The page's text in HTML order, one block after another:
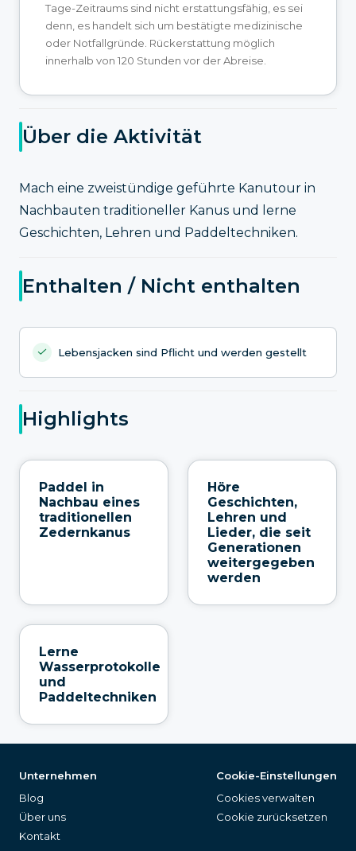
Tage-Zeitraums sind nicht erstattungsfähig, es sei
denn, es handelt sich um bestätigte medizinische
oder Notfallgründe. Rückerstattung möglich
innerhalb von 120 Stunden vor der Abreise.
Über die Aktivität
Mach eine zweistündige geführte Kanutour in
Nachbauten traditioneller Kanus und lerne
Geschichten, Lehren und Paddeltechniken.
Enthalten / Nicht enthalten
Lebensjacken sind Pflicht und werden gestellt
Highlights
Paddel in
Nachbau eines
traditionellen
Zedernkanus
Höre
Geschichten,
Lehren und
Lieder, die seit
Generationen
weitergegeben
werden
Lerne
Wasserprotokolle
und
Paddeltechniken
Unternehmen
Blog
Über uns
Kontakt
Cookie-Einstellungen
Cookies verwalten
Cookie zurücksetzen